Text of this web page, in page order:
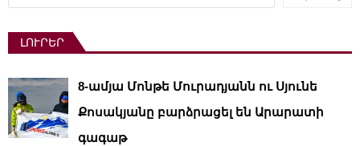
ԼՈՒՐԵՐ
8-ամյա Մոնթե Մուրադյանն ու Սյունե
Քոսակյանը բարձրացել են Արարատի
գագաթ